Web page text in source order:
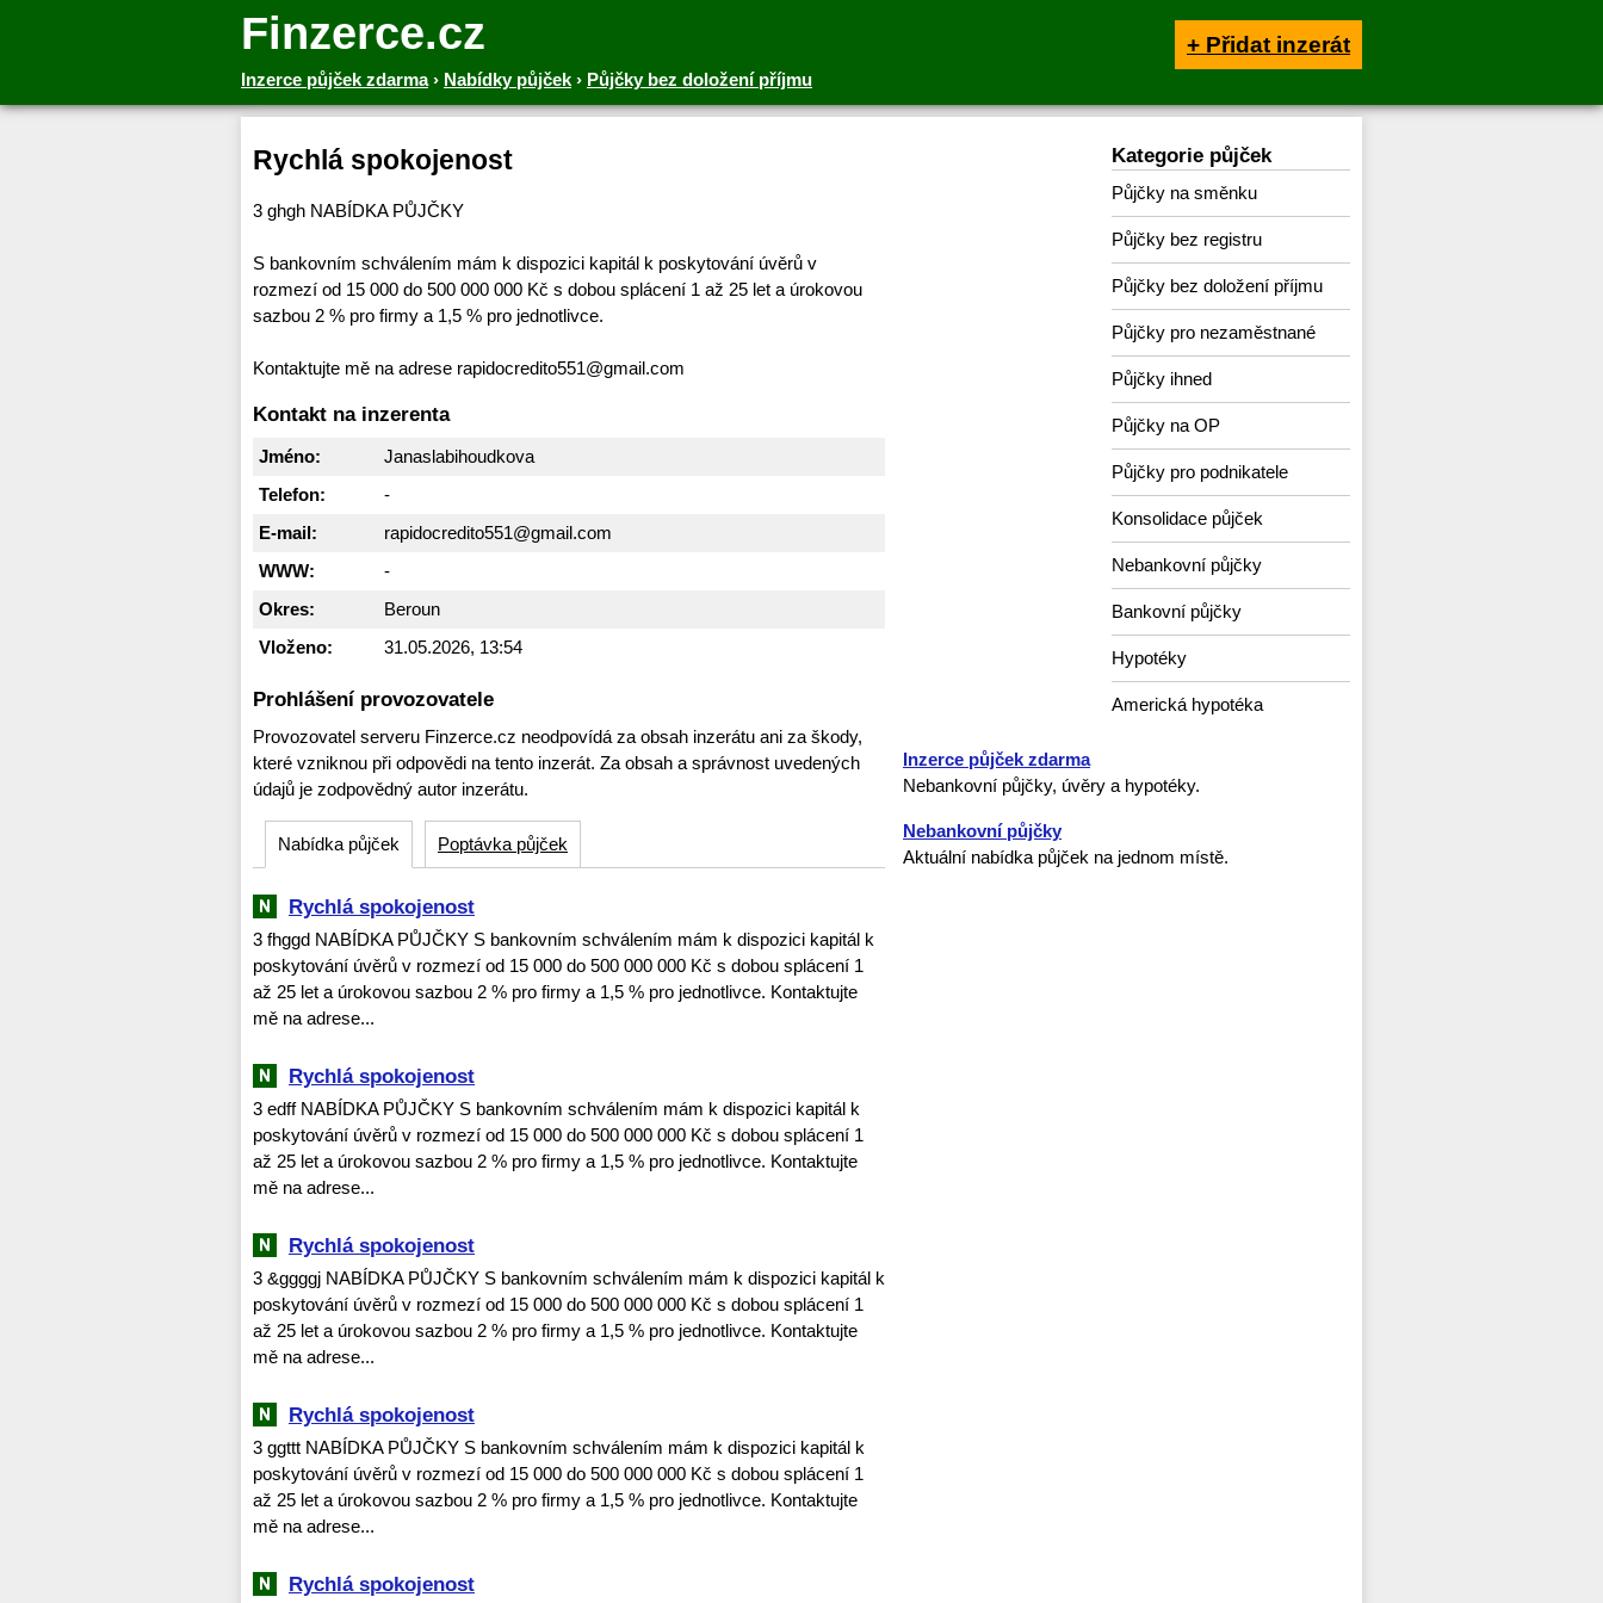
Finzerce.cz
Inzerce půjček zdarma› Nabídky půjček › Půjčky bez doložení příjmu
+ Přidat inzerát
Rychlá spokojenost
3 ghgh NABÍDKA PŮJČKY
S bankovním schválením mám k dispozici kapitál k poskytování úvěrů v
rozmezí od 15 000 do 500 000 000 Kč s dobou splácení 1 až 25 let a úrokovou
sazbou 2 % pro firmy a 1,5 % pro jednotlivce.
Kontaktujte mě na adrese rapidocredito551@gmail.com
Kontakt na inzerenta
Jméno:
Janaslabihoudkova
Telefon:
-
E-mail:
rapidocredito551@gmail.com
WWW:
-
Okres:
Beroun
Vloženo:
31.05.2026, 13:54
Prohlášení provozovatele
Provozovatel serveru Finzerce.cz neodpovídá za obsah inzerátu ani za škody,
které vzniknou při odpovědi na tento inzerát. Za obsah a správnost uvedených
údajů je zodpovědný autor inzerátu.
Nabídka půjček Poptávka půjček
Rychlá spokojenost
3 fhggd NABÍDKA PŮJČKY S bankovním schválením mám k dispozici kapitál k
poskytování úvěrů v rozmezí od 15 000 do 500 000 000 Kč s dobou splácení 1
až 25 let a úrokovou sazbou 2 % pro firmy a 1,5 % pro jednotlivce. Kontaktujte
mě na adrese...
Rychlá spokojenost
3 edff NABÍDKA PŮJČKY S bankovním schválením mám k dispozici kapitál k
poskytování úvěrů v rozmezí od 15 000 do 500 000 000 Kč s dobou splácení 1
až 25 let a úrokovou sazbou 2 % pro firmy a 1,5 % pro jednotlivce. Kontaktujte
mě na adrese...
Rychlá spokojenost
3 &ggggj NABÍDKA PŮJČKY S bankovním schválením mám k dispozici kapitál k
poskytování úvěrů v rozmezí od 15 000 do 500 000 000 Kč s dobou splácení 1
až 25 let a úrokovou sazbou 2 % pro firmy a 1,5 % pro jednotlivce. Kontaktujte
mě na adrese...
Rychlá spokojenost
3 ggttt NABÍDKA PŮJČKY S bankovním schválením mám k dispozici kapitál k
poskytování úvěrů v rozmezí od 15 000 do 500 000 000 Kč s dobou splácení 1
až 25 let a úrokovou sazbou 2 % pro firmy a 1,5 % pro jednotlivce. Kontaktujte
mě na adrese...
Rychlá spokojenost
Kategorie půjček
Půjčky na směnku
Půjčky bez registru
Půjčky bez doložení příjmu
Půjčky pro nezaměstnané
Půjčky ihned
Půjčky na OP
Půjčky pro podnikatele
Konsolidace půjček
Nebankovní půjčky
Bankovní půjčky
Hypotéky
Americká hypotéka
Inzerce půjček zdarma
Nebankovní půjčky, úvěry a hypotéky.
Nebankovní půjčky
Aktuální nabídka půjček na jednom místě.